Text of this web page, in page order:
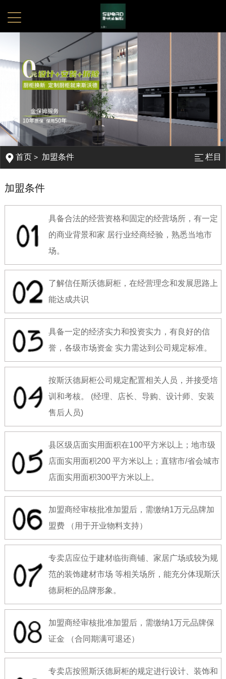
首页 > 加盟条件 栏目
加盟条件
具备合法的经营资格和固定的经营场所，有一定
的商业背景和家 居行业经商经验，熟悉当地市
场。
了解信任斯沃德厨柜，在经营理念和发展思路上
能达成共识
具备一定的经济实力和投资实力，有良好的信
誉，各级市场资金 实力需达到公司规定标准。
按斯沃德厨柜公司规定配置相关人员，并接受培
训和考核。 (经理、店长、导购、设计师、安装
售后人员)
县区级店面实用面积在100平方米以上；地市级
店面实用面积200 平方米以上；直辖市/省会城市
店面实用面积300平方米以上。
加盟商经审核批准加盟后，需缴纳1万元品牌加
盟费 （用于开业物料支持）
专卖店应位于建材临街商铺、家居广场或较为规
范的装饰建材市场 等相关场所，能充分体现斯沃
德厨柜的品牌形象。
加盟商经审核批准加盟后，需缴纳1万元品牌保
证金 （合同期满可退还）
专卖店按照斯沃德厨柜的规定进行设计、装饰和